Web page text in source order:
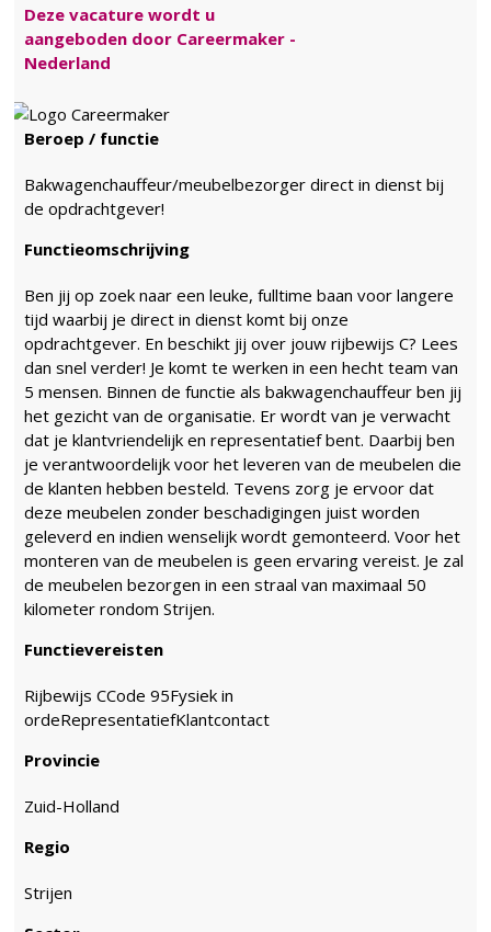
Deze vacature wordt u
aangeboden door Careermaker -
Nederland
Beroep / functie
Bakwagenchauffeur/meubelbezorger direct in dienst bij
de opdrachtgever!
Functieomschrijving
Ben jij op zoek naar een leuke, fulltime baan voor langere
tijd waarbij je direct in dienst komt bij onze
opdrachtgever. En beschikt jij over jouw rijbewijs C? Lees
dan snel verder! Je komt te werken in een hecht team van
5 mensen. Binnen de functie als bakwagenchauffeur ben jij
het gezicht van de organisatie. Er wordt van je verwacht
dat je klantvriendelijk en representatief bent. Daarbij ben
je verantwoordelijk voor het leveren van de meubelen die
de klanten hebben besteld. Tevens zorg je ervoor dat
deze meubelen zonder beschadigingen juist worden
geleverd en indien wenselijk wordt gemonteerd. Voor het
monteren van de meubelen is geen ervaring vereist. Je zal
de meubelen bezorgen in een straal van maximaal 50
kilometer rondom Strijen.
Functievereisten
Rijbewijs CCode 95Fysiek in
ordeRepresentatiefKlantcontact
Provincie
Zuid-Holland
Regio
Strijen